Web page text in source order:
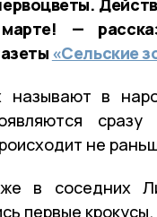
—
«Сельские
называют в
не
в соседних
первые крокусы.